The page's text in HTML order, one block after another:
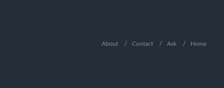
Home
Ask
Contact
About